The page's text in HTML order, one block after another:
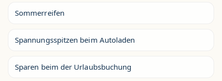
Sommerreifen
Spannungsspitzen beim Autoladen
Sparen beim der Urlaubsbuchung